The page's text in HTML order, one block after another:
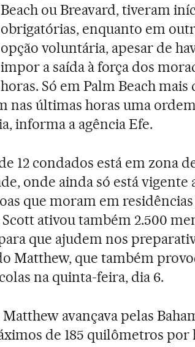
Beach ou Breavard, tiveram
obrigatórias, enquanto em
opção voluntária, apesar de
impor a saída à força dos
horas. Só em Palm Beach mais
nas últimas horas uma
informa a agência Efe.
12 condados está em zona
onde ainda só está vigente
que moram em
ativou também 2.500
que ajudem nos
Matthew, que também
na quinta-feira, dia 6.
avançava pelas
de 185 quilômetros por